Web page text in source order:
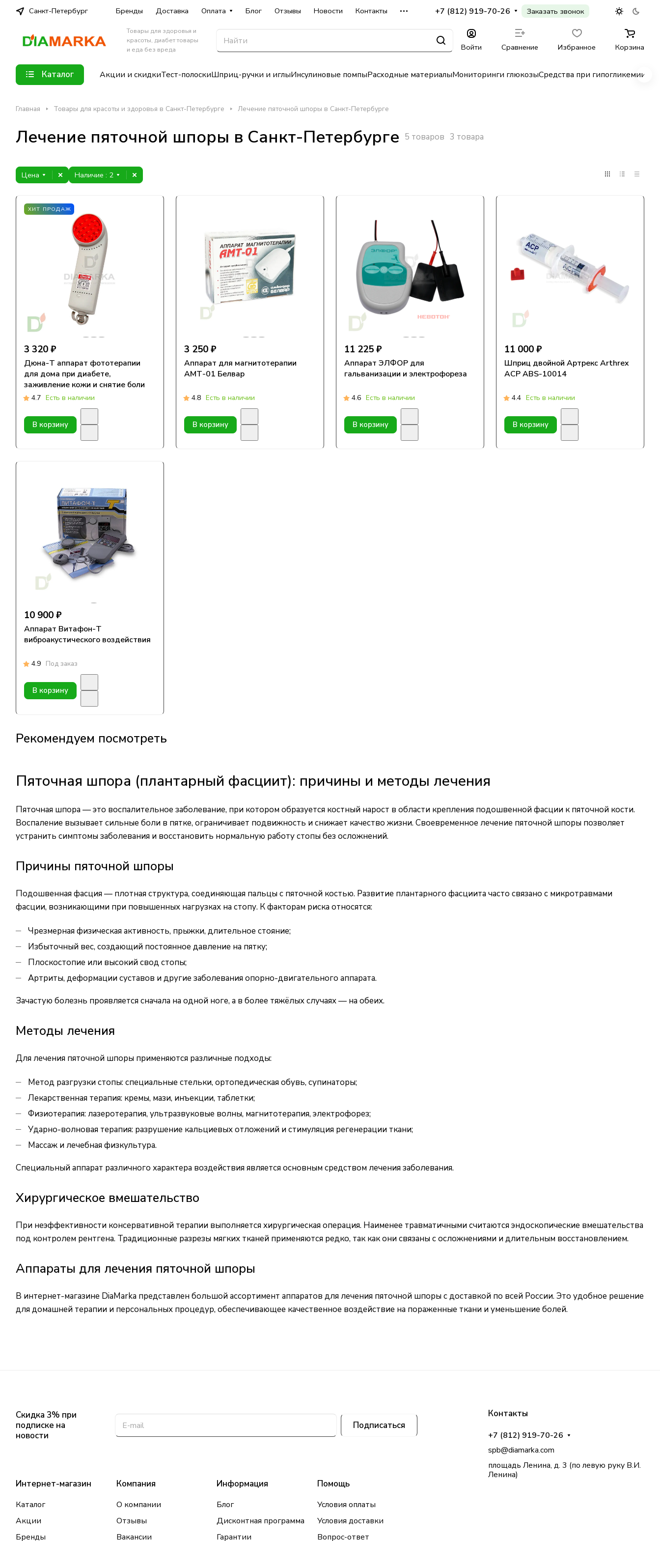
Санкт-Петербург Бренды Доставка Оплата Блог Отзывы Новости Контакты +7 (812) 919-70-26 Заказать звонок
Товары для здоровья и
красоты, диабет товары
и еда без вреда
Войти Сравнение Избранное Корзина
Каталог Акции и скидкиТест-полоскиШприц-ручки и иглыИнсулиновые помпыРасходные материалыМониторинги глюкозыСредства при гипогликемии
Главная Товары для красоты и здоровья в Санкт-Петербурге Лечение пяточной шпоры в Санкт-Петербурге
Лечение пяточной шпоры в Санкт-Петербурге 5 товаров 3 товара
Цена Наличие : 2
ХИТ ПРОДАЖ
3 320 ₽
Дюна-Т аппарат фототерапии
для дома при диабете,
заживление кожи и снятие боли
4.7 Есть в наличии
В корзину
3 250 ₽
Аппарат для магнитотерапии
АМТ-01 Белвар
4.8 Есть в наличии
В корзину
11 225 ₽
Аппарат ЭЛФОР для
гальванизации и электрофореза
4.6 Есть в наличии
В корзину
11 000 ₽
Шприц двойной Артрекс Arthrex
ACP ABS-10014
4.4 Есть в наличии
В корзину
10 900 ₽
Аппарат Витафон-Т
виброакустического воздействия
4.9 Под заказ
В корзину
Рекомендуем посмотреть
Пяточная шпора (плантарный фасциит): причины и методы лечения
Пяточная шпора — это воспалительное заболевание, при котором образуется костный нарост в области крепления подошвенной фасции к пяточной кости.
Воспаление вызывает сильные боли в пятке, ограничивает подвижность и снижает качество жизни. Своевременное лечение пяточной шпоры позволяет
устранить симптомы заболевания и восстановить нормальную работу стопы без осложнений.
Причины пяточной шпоры
Подошвенная фасция — плотная структура, соединяющая пальцы с пяточной костью. Развитие плантарного фасциита часто связано с микротравмами
фасции, возникающими при повышенных нагрузках на стопу. К факторам риска относятся:
Чрезмерная физическая активность, прыжки, длительное стояние;
Избыточный вес, создающий постоянное давление на пятку;
Плоскостопие или высокий свод стопы;
Артриты, деформации суставов и другие заболевания опорно-двигательного аппарата.
Зачастую болезнь проявляется сначала на одной ноге, а в более тяжёлых случаях — на обеих.
Методы лечения
Для лечения пяточной шпоры применяются различные подходы:
Метод разгрузки стопы: специальные стельки, ортопедическая обувь, супинаторы;
Лекарственная терапия: кремы, мази, инъекции, таблетки;
Физиотерапия: лазеротерапия, ультразвуковые волны, магнитотерапия, электрофорез;
Ударно-волновая терапия: разрушение кальциевых отложений и стимуляция регенерации ткани;
Массаж и лечебная физкультура.
Специальный аппарат различного характера воздействия является основным средством лечения заболевания.
Хирургическое вмешательство
При неэффективности консервативной терапии выполняется хирургическая операция. Наименее травматичными считаются эндоскопические вмешательства
под контролем рентгена. Традиционные разрезы мягких тканей применяются редко, так как они связаны с осложнениями и длительным восстановлением.
Аппараты для лечения пяточной шпоры
В интернет-магазине DiaMarka представлен большой ассортимент аппаратов для лечения пяточной шпоры с доставкой по всей России. Это удобное решение
для домашней терапии и персональных процедур, обеспечивающее качественное воздействие на пораженные ткани и уменьшение болей.
Скидка 3% при
подписке на
новости
Подписаться
Интернет-магазин
Каталог
Акции
Бренды
Компания
О компании
Отзывы
Вакансии
Информация
Блог
Дисконтная программа
Гарантии
Помощь
Условия оплаты
Условия доставки
Вопрос-ответ
Контакты
+7 (812) 919-70-26
spb@diamarka.com
площадь Ленина, д. 3 (по левую руку В.И.
Ленина)